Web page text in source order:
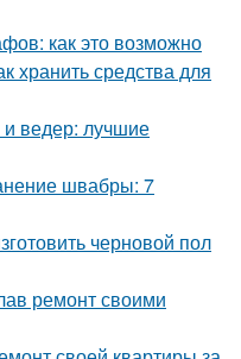
как это возможно
хранить средства для
ведер: лучшие
швабры: 7
черновой пол
ремонт своими